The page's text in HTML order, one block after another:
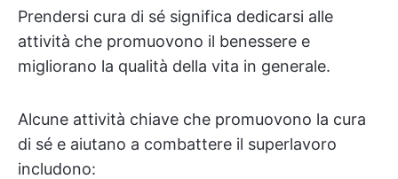
Prendersi cura di sé significa dedicarsi alle
attività che promuovono il benessere e
migliorano la qualità della vita in generale.
Alcune attività chiave che promuovono la cura
di sé e aiutano a combattere il superlavoro
includono: